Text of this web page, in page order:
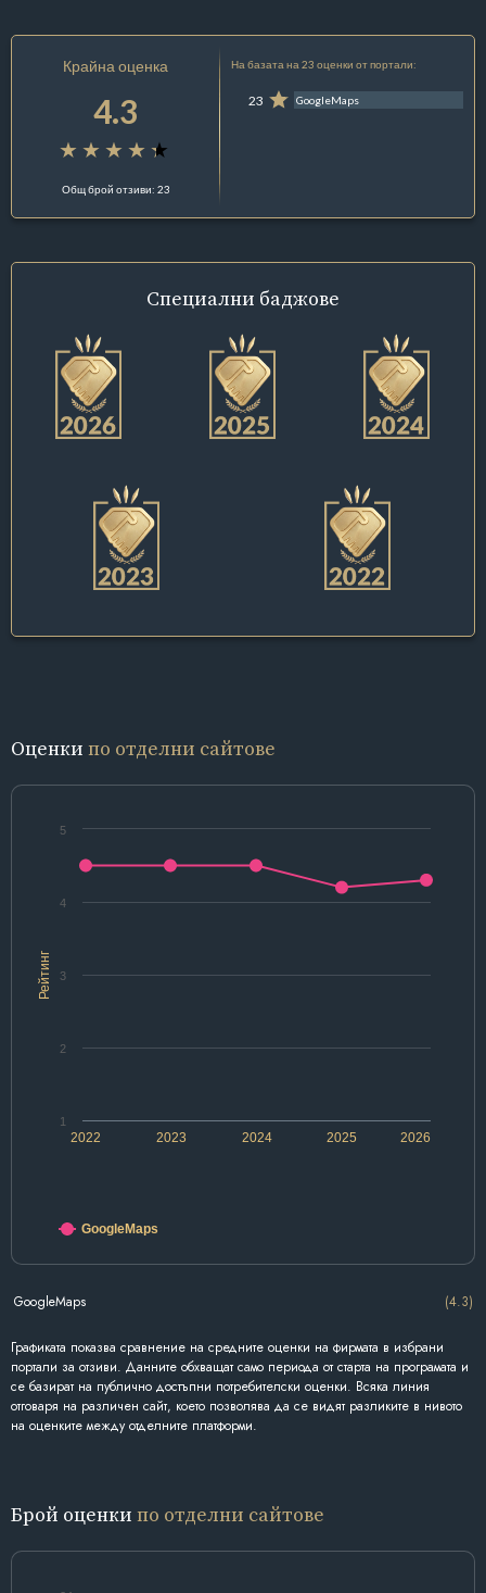
Крайна оценка
4.3
Общ брой отзиви: 23
На базата на 23 оценки от портали:
23 GoogleMaps
Специални баджове
Оценки по отделни сайтове
Рейтинг
2022 2024 2026
2023 2025
1
2
3
4
5
GoogleMaps
GoogleMaps (4.3)
Графиката показва сравнение на средните оценки на фирмата в избрани
портали за отзиви. Данните обхващат само периода от старта на програмата и
се базират на публично достъпни потребителски оценки. Всяка линия
отговаря на различен сайт, което позволява да се видят разликите в нивото
на оценките между отделните платформи.
Брой оценки по отделни сайтове